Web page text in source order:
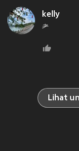
kelly
耂
Lihat